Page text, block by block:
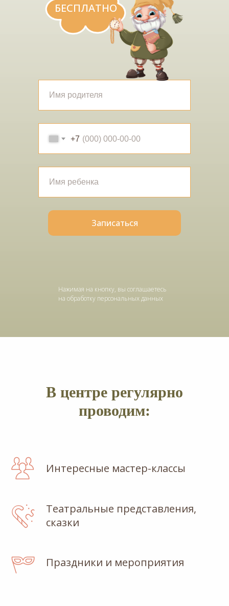
+7
Записаться
БЕСПЛАТНО
Нажимая на кнопку, вы соглашаетесь
на обработку персональных данных
В центре регулярно
проводим:
Интересные мастер-классы
Театральные представления,
сказки
Праздники и мероприятия